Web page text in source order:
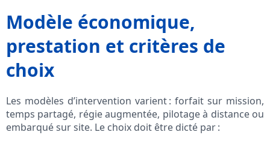
Modèle économique,
prestation et critères de
choix
Les modèles d’intervention varient : forfait sur mission,
temps partagé, régie augmentée, pilotage à distance ou
embarqué sur site. Le choix doit être dicté par :